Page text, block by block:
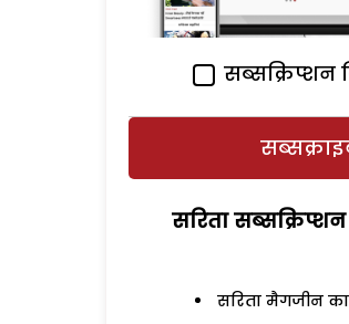
सब्सक्रिप्शन
सरिता
सरिता मैगजीन